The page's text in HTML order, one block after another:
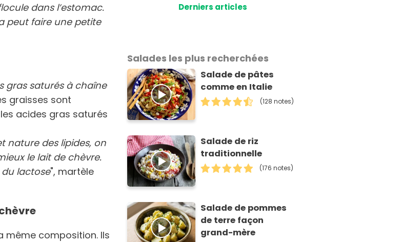
dans l’estomac.
peut faire une petite
gras saturés à chaîne
graisses sont
acides gras saturés
nature des lipides, on
le lait de chèvre.
lactose", martèle
même composition. Ils
fraîcheur de vos
Derniers articles
Salades les plus recherchées
Salade de pâtes
comme en Italie
(128 notes)
Salade de riz
traditionnelle
(176 notes)
Salade de pommes
de terre façon
grand-mère